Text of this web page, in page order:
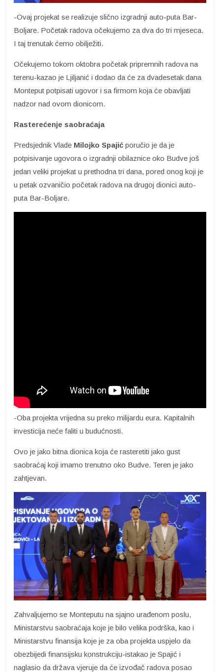
-Ovaj projekat se realizuje slično izgradnji auto-puta Bar-
Boljare. Početak radova očekujemo za dva do tri mjeseca.
I taj trenutak ćemo obilježiti.
Očekujemo tokom oktobra početak pripremnih radova na
terenu-kazao je Ljiljanić i dodao da će za dvadesetak dana
Monteput potpisati ugovor i sa firmom koja će obavljati
nadzor nad ovom dionicom.
Rasterećenje saobraćaja
Predsjednik Vlade Milojko Spajić poručio je da je
potpisivanje ugovora o izgradnji obilaznice oko Budve još
jedan veliki projekat u prethodna tri dana, pored onog koji je
u petak ozvaničio početak radova na drugoj dionici auto-
puta Bar-Boljare.
-Oba projekta vrijedna su preko milijardu eura. Kapitalnih
investicija neće faliti u budućnosti.
Ovo je jako bitna dionica koja će rasteretiti jako gust
saobraćaj koji imamo trenutno oko Budve. Teren je jako
zahtjevan.
Zahvaljujemo se Monteputu na sjajno urađenom poslu,
Ministarstvu saobraćaja koje je bilo velika podrška, kao i
Ministarstvu finansija koje je za oba projekta uspjelo da
obezbijedi finansijsku konstrukciju-istakao je Spajić i
naglasio da država vjeruje da će izvođač radova posao